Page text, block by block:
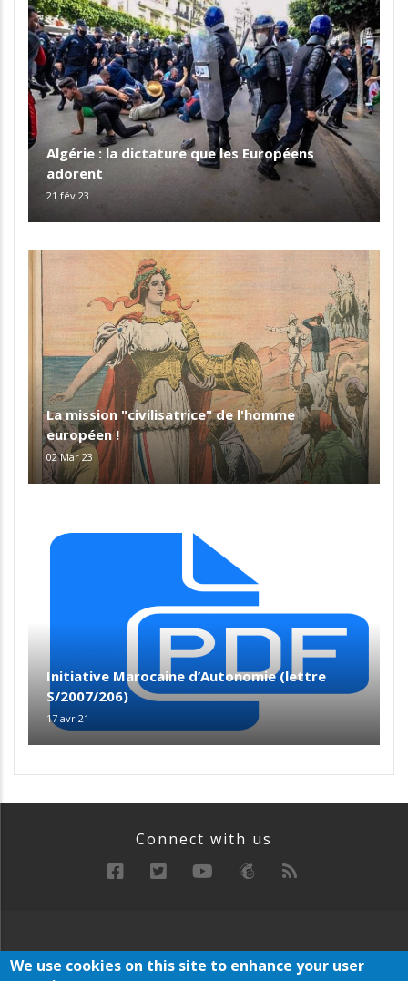
Algérie : la dictature que les Européens
adorent
21 fév 23
La mission "civilisatrice" de l'homme
européen !
02 Mar 23
Initiative Marocaine d’Autonomie (lettre
S/2007/206)
17 avr 21
Connect with us
BelowRECHERCHE MANIFESTE
ARCHIVE
We use cookies on this site to enhance your user